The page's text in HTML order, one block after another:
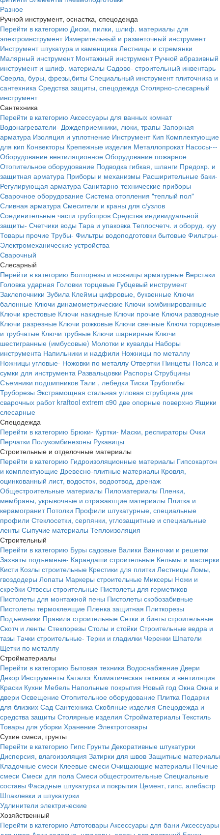
Разное
Ручной инструмент, оснастка, спецодежда
Перейти в категорию Диски, пилки, шлиф. материалы для
электроинструмент Измерительный и разметочный инструмент
Инструмент штукатура и каменщика Лестницы и стремянки
Малярный инструмент Монтажный инструмент Ручной абразивный
инструмент и шлиф. материалы Садово- строительный инвентарь
Сверла, буры, фрезы,биты Специальный инструмент плиточника и
сантехника Средства защиты, спецодежда Столярно-слесарный
инструмент
Сантехника
Перейти в категорию Аксессуары для ванных комнат
Водонагреватели- Дождеприемники, люки, трапы Запорная
арматура Изоляция и уплотнение Инструмент Кип Комплектующие
для кип Конвекторы Крепежные изделия Металлопрокат Насосы---
Оборудование вентиляционное Оборудование пожарное
Отопительное оборудование Подводка гибкая, шланги Предохр. и
защитная арматура Приборы и механизмы Расширительные баки-
Регулирующая арматура Санитарно-технические приборы
Сварочное оборудование Система отопления "теплый пол"
Сливная арматура Смесители и краны для с/узлов
Соединительные части трубопров Средства индивидуальной
защиты- Счетчики воды Тара и упаковка Теплосчетч. и оборуд. куу
Товары прочие Трубы- Фильтры водоподготовки бытовые Фильтры-
Электромеханические устройства
Сварочный
Слесарный
Перейти в категорию Болторезы и ножницы арматурные Верстаки
Головка ударная Головки торцевые Губцевый инструмент
Заклепочники Зубила Клеймы цифровые, буквенные Ключи
балонные Ключи динамометрические Ключи комбинированные
Ключи крестовые Ключи накидные Ключи прочие Ключи разводные
Ключи разрезные Ключи рожковые Ключи свечные Ключи торцовые
и трубчатые Ключи трубные Ключи шарнирные Ключи
шестигранные (имбусовые) Молотки и кувалды Наборы
инструмента Напильники и надфили Ножницы по металлу
Ножницы угловые- Ножовки по металлу Отвертки Пинцеты Пояса и
сумки для инструмента Развальцовки Распоры Струбцины
Съемники подшипников Тали , лебедки Тиски Трубогибы
Труборезы Экстрамощная стальная угловая струбцина для
сварочных работ kraftool extrem c90 две опорные поверхно Ящики
слесарные
Спецодежда
Перейти в категорию Брюки- Куртки- Маски, респираторы Очки
Перчатки Полукомбинезоны Рукавицы
Строительные и отделочные материалы
Перейти в категорию Гидроизоляционные материалы Гипсокартон
и комплектующие Древесно-плитные материалы Кровля,
оцинкованный лист, водосток, водоотвод, дренаж
Общестроительные материалы Пиломатериалы Пленки,
мембраны, укрывочные и отражающие материалы Плитка и
керамогранит Потолки Профили штукатурные, специальные
профили Стеклосетки, серпянки, углозащитные и специальные
ленты Сыпучие материалы Теплоизоляция
Строительный
Перейти в категорию Буры садовые Валики Ванночки и решетки
Захваты подъемные- Карандаши строительные Кельмы и мастерки
Кисти Козлы строительные Крестики для плитки Лестницы Ломы,
гвоздодеры Лопаты Маркеры строительные Миксеры Ножи и
скребки Отвесы строительные Пистолеты для герметиков
Пистолеты для монтажной пены Пистолеты скобозабивные
Пистолеты термоклеящие Пленка защитная Плиткорезы
Подъемники Правила строительные Сетки и бинты строительные
Скотч и ленты Стеклорезы Столы и стойки Строительные ведра и
тазы Тачки строительные- Терки и гладилки Черенки Шпатели
Щетки по металлу
Стройматериалы
Перейти в категорию Бытовая техника Водоснабжение Двери
Декор Инструменты Каталог Климатическая техника и вентиляция
Краски Кухни Мебель Напольные покрытия Новый год Окна Окна и
двери Освещение Отопительное оборудование Плитка Подарки
для близких Сад Сантехника Скобяные изделия Спецодежда и
средства защиты Столярные изделия Стройматериалы Текстиль
Товары для уборки Хранение Электротовары
Сухие смеси, грунты
Перейти в категорию Гипс Грунты Декоративные штукатурки
Дисперсия, влагоизоляция Затирки для швов Защитные материалы
Кладочные смеси Клеевые смеси Очищающие материалы Печные
смеси Смеси для пола Смеси общестроительные Специальные
составы Фасадные штукатурки и покрытия Цемент, гипс, алебастр
Шпаклевки и штукатурки
Удлинители электрические
Хозяйственный
Перейти в категорию Автотовары Аксессуары для бани Аксессуары